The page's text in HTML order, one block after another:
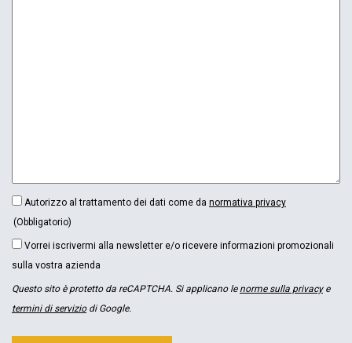
CONSENSO
(OBBLIGATORIO)
Autorizzo al trattamento dei dati come da normativa privacy
(Obbligatorio)
NEWSLETTER
Vorrei iscrivermi alla newsletter e/o ricevere informazioni promozionali
sulla vostra azienda
Questo sito è protetto da reCAPTCHA. Si applicano le norme sulla privacye
termini di serviziodi Google.